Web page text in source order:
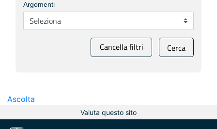
Argomenti
Cancella filtri Cerca
Ascolta
Valuta questo sito